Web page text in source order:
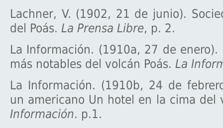
Lachner, V. (1902, 21 de junio).
del Poás. La Prensa Libre, p. 2.
La Información. (1910a, 27 de enero).
más notables del volcán Poás. La
La Información. (1910b, 24 de
un americano Un hotel en la cima del
Información. p.1.